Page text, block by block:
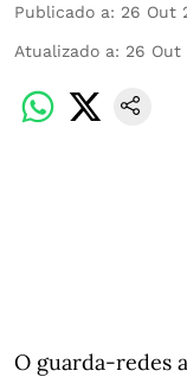
Publicado a: 26 Out
Atualizado a: 26 Out
O guarda-redes